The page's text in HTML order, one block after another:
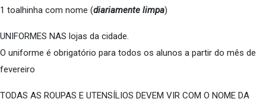
1 toalhinha com nome (diariamente limpa)
UNIFORMES NAS lojas da cidade.
O uniforme é obrigatório para todos os alunos a partir do mês de
fevereiro
TODAS AS ROUPAS E UTENSÍLIOS DEVEM VIR COM O NOME DA